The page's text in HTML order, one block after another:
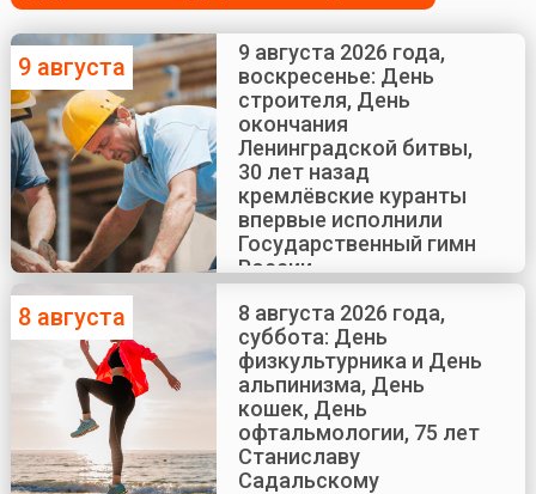
9 августа
9 августа 2026 года,
воскресенье: День
строителя, День
окончания
Ленинградской битвы,
30 лет назад
кремлёвские куранты
впервые исполнили
Государственный гимн
России
8 августа
8 августа 2026 года,
суббота: День
физкультурника и День
альпинизма, День
кошек, День
офтальмологии, 75 лет
Станиславу
Садальскому